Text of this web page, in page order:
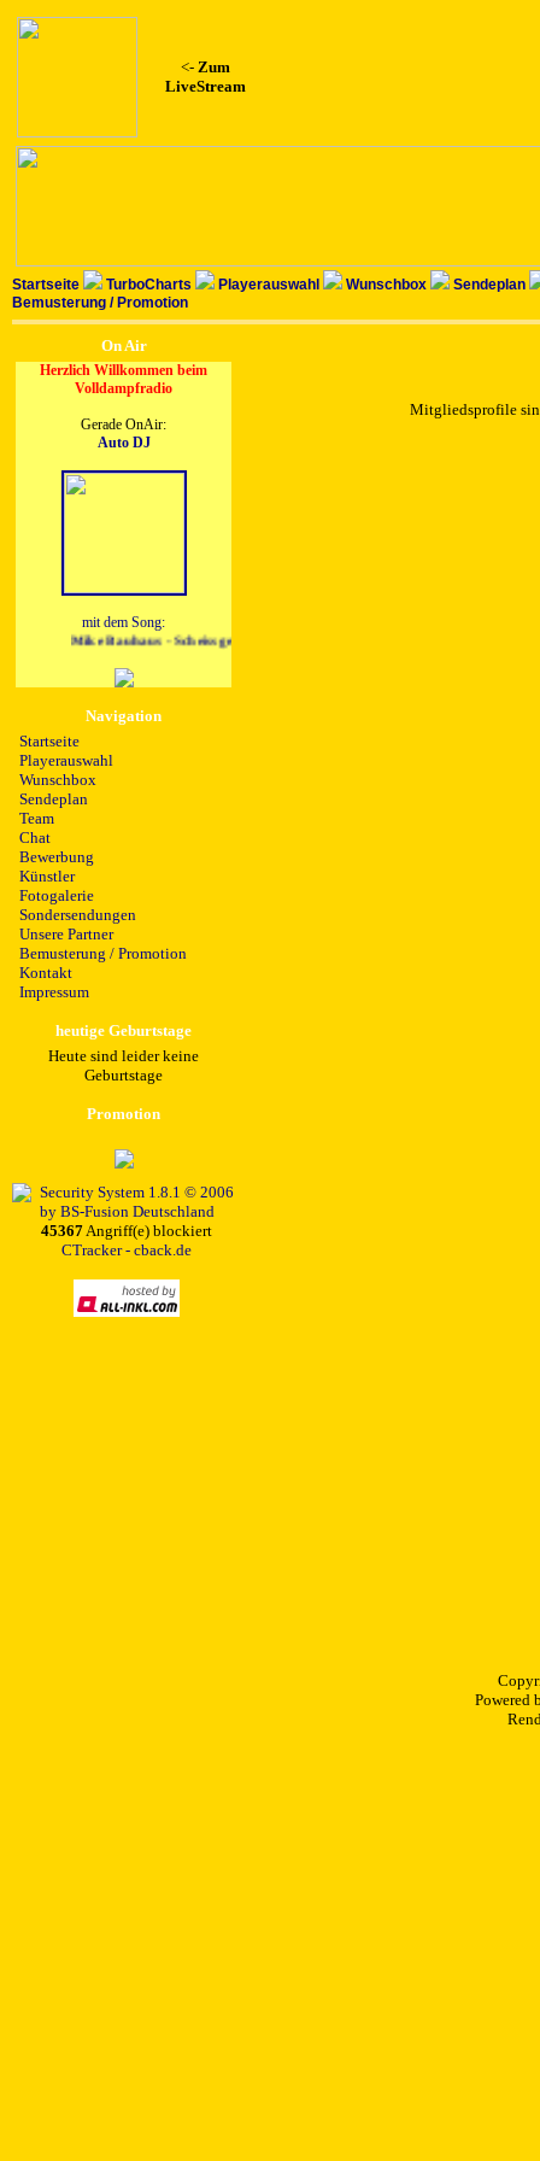
<- Zum
LiveStream
Startseite TurboCharts Playerauswahl Wunschbox
Sendeplan
Bemusterung / Promotion
On Air
Herzlich Willkommen beim
Volldampfradio
Gerade OnAir:
Auto DJ
mit dem Song:
Mike Bauhaus - Scheissgefaehrlich
Navigation
Startseite
Playerauswahl
Wunschbox
Sendeplan
Team
Chat
Bewerbung
Künstler
Fotogalerie
Sondersendungen
Unsere Partner
Bemusterung / Promotion
Kontakt
Impressum
heutige Geburtstage
Heute sind leider keine
Geburtstage
Promotion
45367Angriff(e) blockiert
CTracker - cback.de
Mitgliedsprofile
Powered